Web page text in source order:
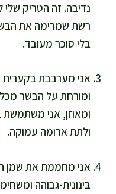
נדיבה. זה הטריק שלי
רשת שמרימה את
בלי סוכר מעובד.
אני מערבבת בקערית
ומורחת על הבשר
ומאוזן, אני משתמשת
ולתת ארומה עמוקה.
אני מחממת את שמן